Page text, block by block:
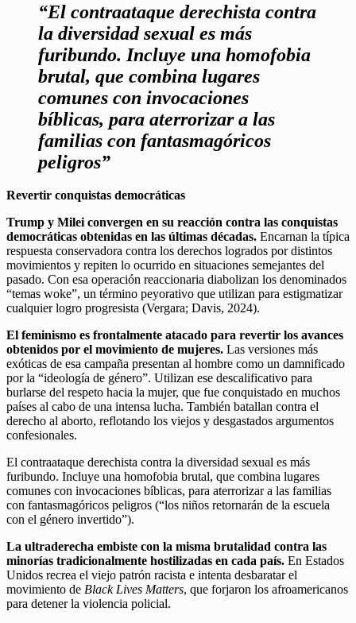
“El contraataque derechista contra
la diversidad sexual es más
furibundo. Incluye una homofobia
brutal, que combina lugares
comunes con invocaciones
bíblicas, para aterrorizar a las
familias con fantasmagóricos
peligros”
Revertir conquistas democráticas
Trump y Milei convergen en su reacción contra las conquistas
democráticas obtenidas en las últimas décadas. Encarnan la típica
respuesta conservadora contra los derechos logrados por distintos
movimientos y repiten lo ocurrido en situaciones semejantes del
pasado. Con esa operación reaccionaria diabolizan los denominados
“temas woke”, un término peyorativo que utilizan para estigmatizar
cualquier logro progresista (Vergara; Davis, 2024).
El feminismo es frontalmente atacado para revertir los avances
obtenidos por el movimiento de mujeres. Las versiones más
exóticas de esa campaña presentan al hombre como un damnificado
por la “ideología de género”. Utilizan ese descalificativo para
burlarse del respeto hacia la mujer, que fue conquistado en muchos
países al cabo de una intensa lucha. También batallan contra el
derecho al aborto, reflotando los viejos y desgastados argumentos
confesionales.
El contraataque derechista contra la diversidad sexual es más
furibundo. Incluye una homofobia brutal, que combina lugares
comunes con invocaciones bíblicas, para aterrorizar a las familias
con fantasmagóricos peligros (“los niños retornarán de la escuela
con el género invertido”).
La ultraderecha embiste con la misma brutalidad contra las
minorías tradicionalmente hostilizadas en cada país. En Estados
Unidos recrea el viejo patrón racista e intenta desbaratar el
movimiento de Black Lives Matters, que forjaron los afroamericanos
para detener la violencia policial.